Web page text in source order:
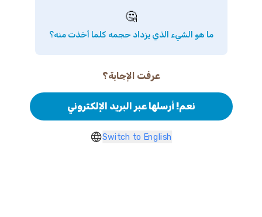
🤔
ما هو الشيء الذي يزداد حجمه كلما أخذت منه؟
عرفت الإجابة؟
نعم! أرسلها عبر البريد الإلكتروني
Switch to English